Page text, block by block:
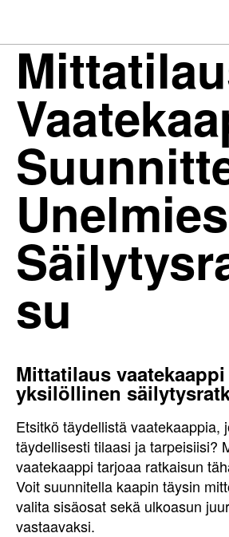
su
Mittatilaus
yksilöllinen
Etsitkö täydellistä vaatekaappia,
täydellisesti tilaasi ja tarpeisiisi?
vaatekaappi tarjoaa ratkaisun
Voit suunnitella kaapin täysin
valita sisäosat sekä ulkoasun
vastaavaksi.